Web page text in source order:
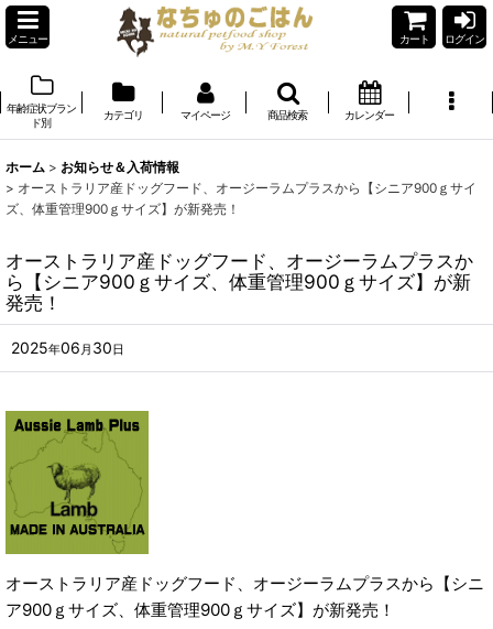
メニュー カート ログイン
年齢症状ブラン
ド別
カテゴリ マイページ 商品検索 カレンダー
ホーム > お知らせ＆入荷情報
> オーストラリア産ドッグフード、オージーラムプラスから【シニア900ｇサイ
ズ、体重管理900ｇサイズ】が新発売！
オーストラリア産ドッグフード、オージーラムプラスか
ら【シニア900ｇサイズ、体重管理900ｇサイズ】が新
発売！
2025年06 月 30日
オーストラリア産ドッグフード、オージーラムプラスから【シニ
ア900ｇサイズ、体重管理900ｇサイズ】が新発売！